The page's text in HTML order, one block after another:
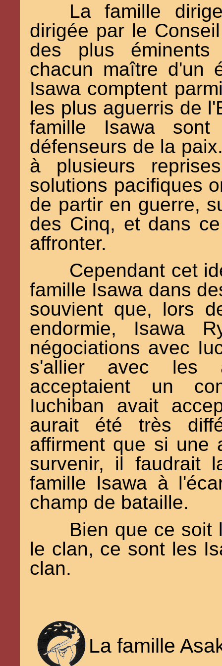
La famille
dirigée par le
des plus
chacun maître d'un
Isawa comptent
les plus aguerris de
famille Isawa
défenseurs de la
à plusieurs
solutions pacifiques
de partir en guerre,
des Cinq, et dans
affronter.
Cependant cet
famille Isawa dans
souvient que, lors
endormie, Isawa
négociations avec
s'allier avec les
acceptaient un
Iuchiban avait
aurait été très
affirment que si une
survenir, il faudrait
famille Isawa à
champ de bataille.
Bien que ce soit
le clan, ce sont les
clan.
La famille